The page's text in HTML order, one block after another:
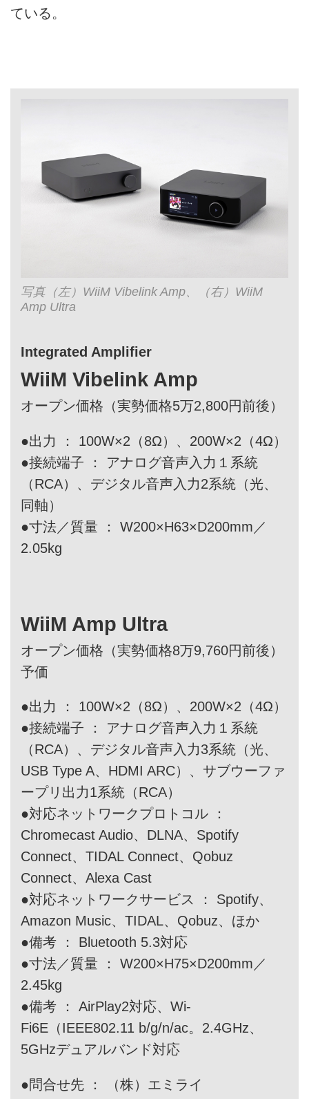
ている。
写真（左）WiiM Vibelink Amp、（右）WiiM
Amp Ultra
Integrated Amplifier
WiiM Vibelink Amp
オープン価格（実勢価格5万2,800円前後）
●出力 ： 100W×2（8Ω）、200W×2（4Ω）
●接続端子 ： アナログ音声入力１系統
（RCA）、デジタル音声入力2系統（光、
同軸）
●寸法／質量 ： W200×H63×D200mm／
2.05kg
WiiM Amp Ultra
オープン価格（実勢価格8万9,760円前後）
予価
●出力 ： 100W×2（8Ω）、200W×2（4Ω）
●接続端子 ： アナログ音声入力１系統
（RCA）、デジタル音声入力3系統（光、
USB Type A、HDMI ARC）、サブウーファ
ープリ出力1系統（RCA）
●対応ネットワークプロトコル ：
Chromecast Audio、DLNA、Spotify
Connect、TIDAL Connect、Qobuz
Connect、Alexa Cast
●対応ネットワークサービス ： Spotify、
Amazon Music、TIDAL、Qobuz、ほか
●備考 ： Bluetooth 5.3対応
●寸法／質量 ： W200×H75×D200mm／
2.45kg
●備考 ： AirPlay2対応、Wi-
Fi6E（IEEE802.11 b/g/n/ac。2.4GHz、
5GHzデュアルバンド対応
●問合せ先 ： （株）エミライ